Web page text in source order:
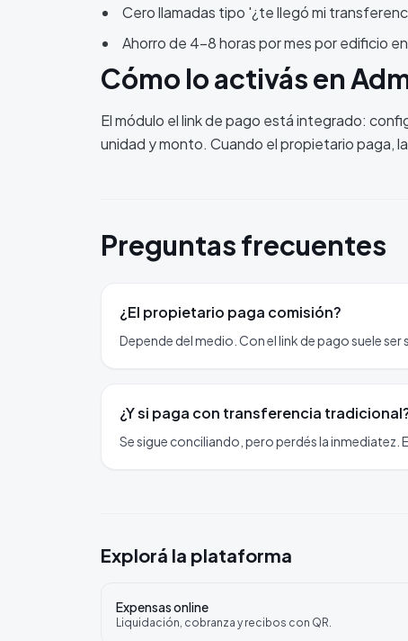
Cero llamadas tipo '¿te llegó mi
Ahorro de 4-8 horas por mes por edificio
Cómo lo activás en
El módulo el link de pago está integrado:
unidad y monto. Cuando el propietario paga,
Preguntas frecuentes
¿El propietario paga comisión?
Depende del medio. Con el link de pago suele
¿Y si paga con transferencia
Se sigue conciliando, pero perdés la inmediatez.
Explorá la plataforma
Expensas online
Liquidación, cobranza y recibos con QR.